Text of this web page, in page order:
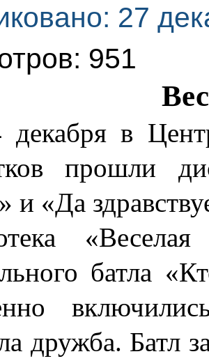
27
951
декабря в
прошли
и «Да
батла
дружба. Батл